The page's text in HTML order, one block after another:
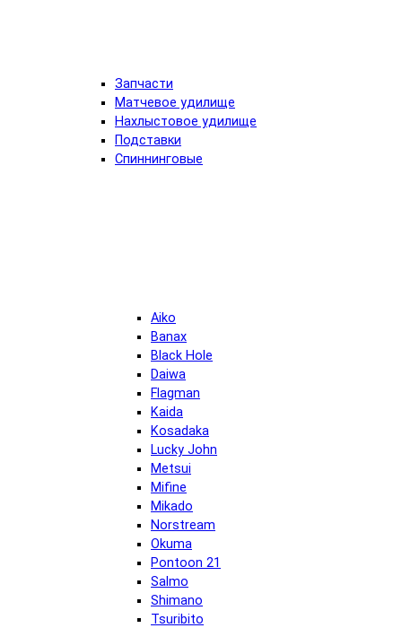
Запчасти
Матчевое удилище
Нахлыстовое удилище
Подставки
Спиннинговые
Aiko
Banax
Black Hole
Daiwa
Flagman
Kaida
Kosadaka
Lucky John
Metsui
Mifine
Mikado
Norstream
Okuma
Pontoon 21
Salmo
Shimano
Tsuribito